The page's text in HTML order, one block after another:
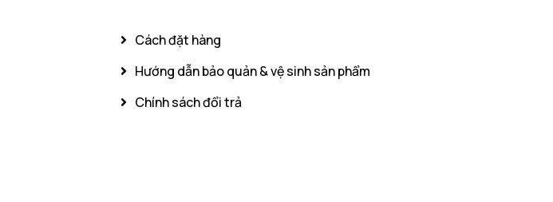
Cách đặt hàng
Hướng dẫn bảo quản & vệ sinh sản phẩm
Chính sách đổi trả